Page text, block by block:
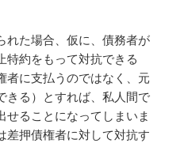
れた場合、仮に、債務者が
特約をもって対抗できる
者に支払うのではなく、元
きる）とすれば、私人間で
せることになってしまいま
差押債権者に対して対抗す